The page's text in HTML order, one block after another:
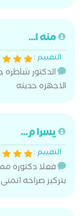
منه ا...
التقييم :
الدكتور شاطره
الاجهزه حديثه
يسرا م...
التقييم :
فعلا دكتوره
بتركيز صراحه